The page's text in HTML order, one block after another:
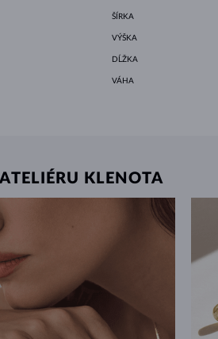
ŠÍRKA
VÝŠKA
DĹŽKA
VÁHA
ATELIÉRU KLENOTA